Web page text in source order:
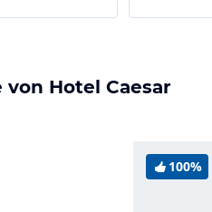
Hotel Caesar
100%